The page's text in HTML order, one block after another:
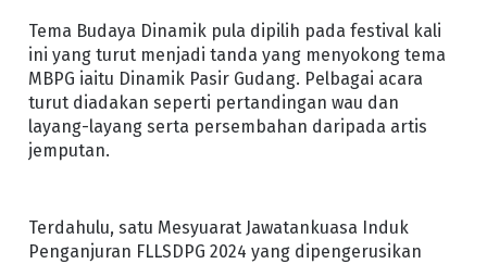
Tema Budaya Dinamik pula dipilih pada festival kali
ini yang turut menjadi tanda yang menyokong tema
MBPG iaitu Dinamik Pasir Gudang. Pelbagai acara
turut diadakan seperti pertandingan wau dan
layang-layang serta persembahan daripada artis
jemputan.
Terdahulu, satu Mesyuarat Jawatankuasa Induk
Penganjuran FLLSDPG 2024 yang dipengerusikan